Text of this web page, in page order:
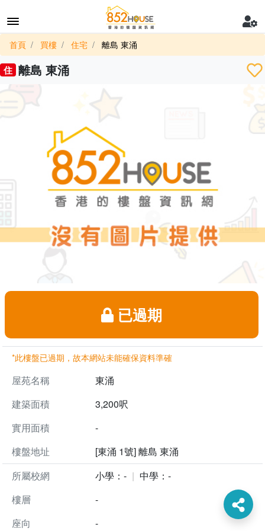
首頁 買樓 住宅 離島 東涌
住 離島 東涌
已過期
*此樓盤已過期，故本網站未能確保資料準確
屋苑名稱
東涌
建築面積
3,200呎
實用面積
-
樓盤地址
[東涌 1號] 離島 東涌
所屬校網
小學：-
中學：-
樓層
-
座向
-